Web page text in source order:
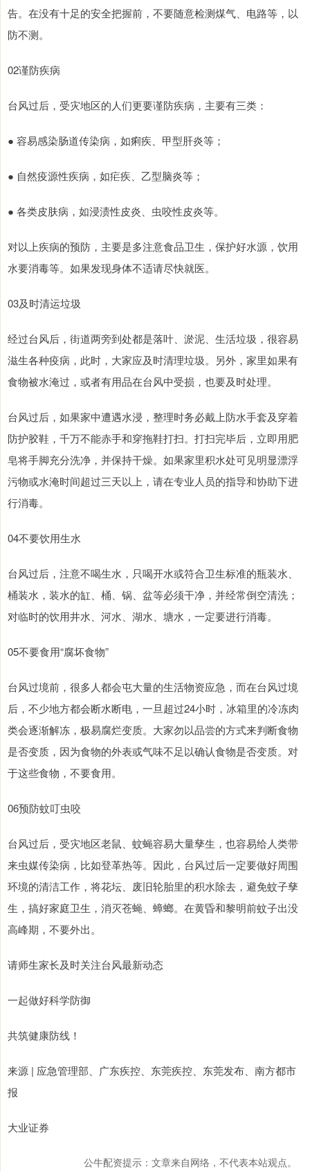
告。在没有十足的安全把握前，不要随意检测煤气、电路等，以
防不测。
02谨防疾病
台风过后，受灾地区的人们更要谨防疾病，主要有三类：
● 容易感染肠道传染病，如痢疾、甲型肝炎等；
● 自然疫源性疾病，如疟疾、乙型脑炎等；
● 各类皮肤病，如浸渍性皮炎、虫咬性皮炎等。
对以上疾病的预防，主要是多注意食品卫生，保护好水源，饮用
水要消毒等。如果发现身体不适请尽快就医。
03及时清运垃圾
经过台风后，街道两旁到处都是落叶、淤泥、生活垃圾，很容易
滋生各种疫病，此时，大家应及时清理垃圾。另外，家里如果有
食物被水淹过，或者有用品在台风中受损，也要及时处理。
台风过后，如果家中遭遇水浸，整理时务必戴上防水手套及穿着
防护胶鞋，千万不能赤手和穿拖鞋打扫。打扫完毕后，立即用肥
皂将手脚充分洗净，并保持干燥。如果家里积水处可见明显漂浮
污物或水淹时间超过三天以上，请在专业人员的指导和协助下进
行消毒。
04不要饮用生水
台风过后，注意不喝生水，只喝开水或符合卫生标准的瓶装水、
桶装水，装水的缸、桶、锅、盆等必须干净，并经常倒空清洗；
对临时的饮用井水、河水、湖水、塘水，一定要进行消毒。
05不要食用“腐坏食物”
台风过境前，很多人都会屯大量的生活物资应急，而在台风过境
后，不少地方都会断水断电，一旦超过24小时，冰箱里的冷冻肉
类会逐渐解冻，极易腐烂变质。大家勿以品尝的方式来判断食物
是否变质，因为食物的外表或气味不足以确认食物是否变质。对
于这些食物，不要食用。
06预防蚊叮虫咬
台风过后，受灾地区老鼠、蚊蝇容易大量孳生，也容易给人类带
来虫媒传染病，比如登革热等。因此，台风过后一定要做好周围
环境的清洁工作，将花坛、废旧轮胎里的积水除去，避免蚊子孳
生，搞好家庭卫生，消灭苍蝇、蟑螂。在黄昏和黎明前蚊子出没
高峰期，不要外出。
请师生家长及时关注台风最新动态
一起做好科学防御
共筑健康防线！
来源 | 应急管理部、广东疾控、东莞疾控、东莞发布、南方都市
报
大业证券
公牛配资提示：文章来自网络，不代表本站观点。